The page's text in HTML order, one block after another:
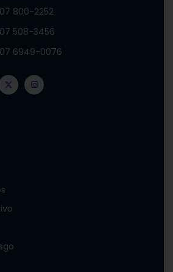
800-2252
508-3456
6949-0076